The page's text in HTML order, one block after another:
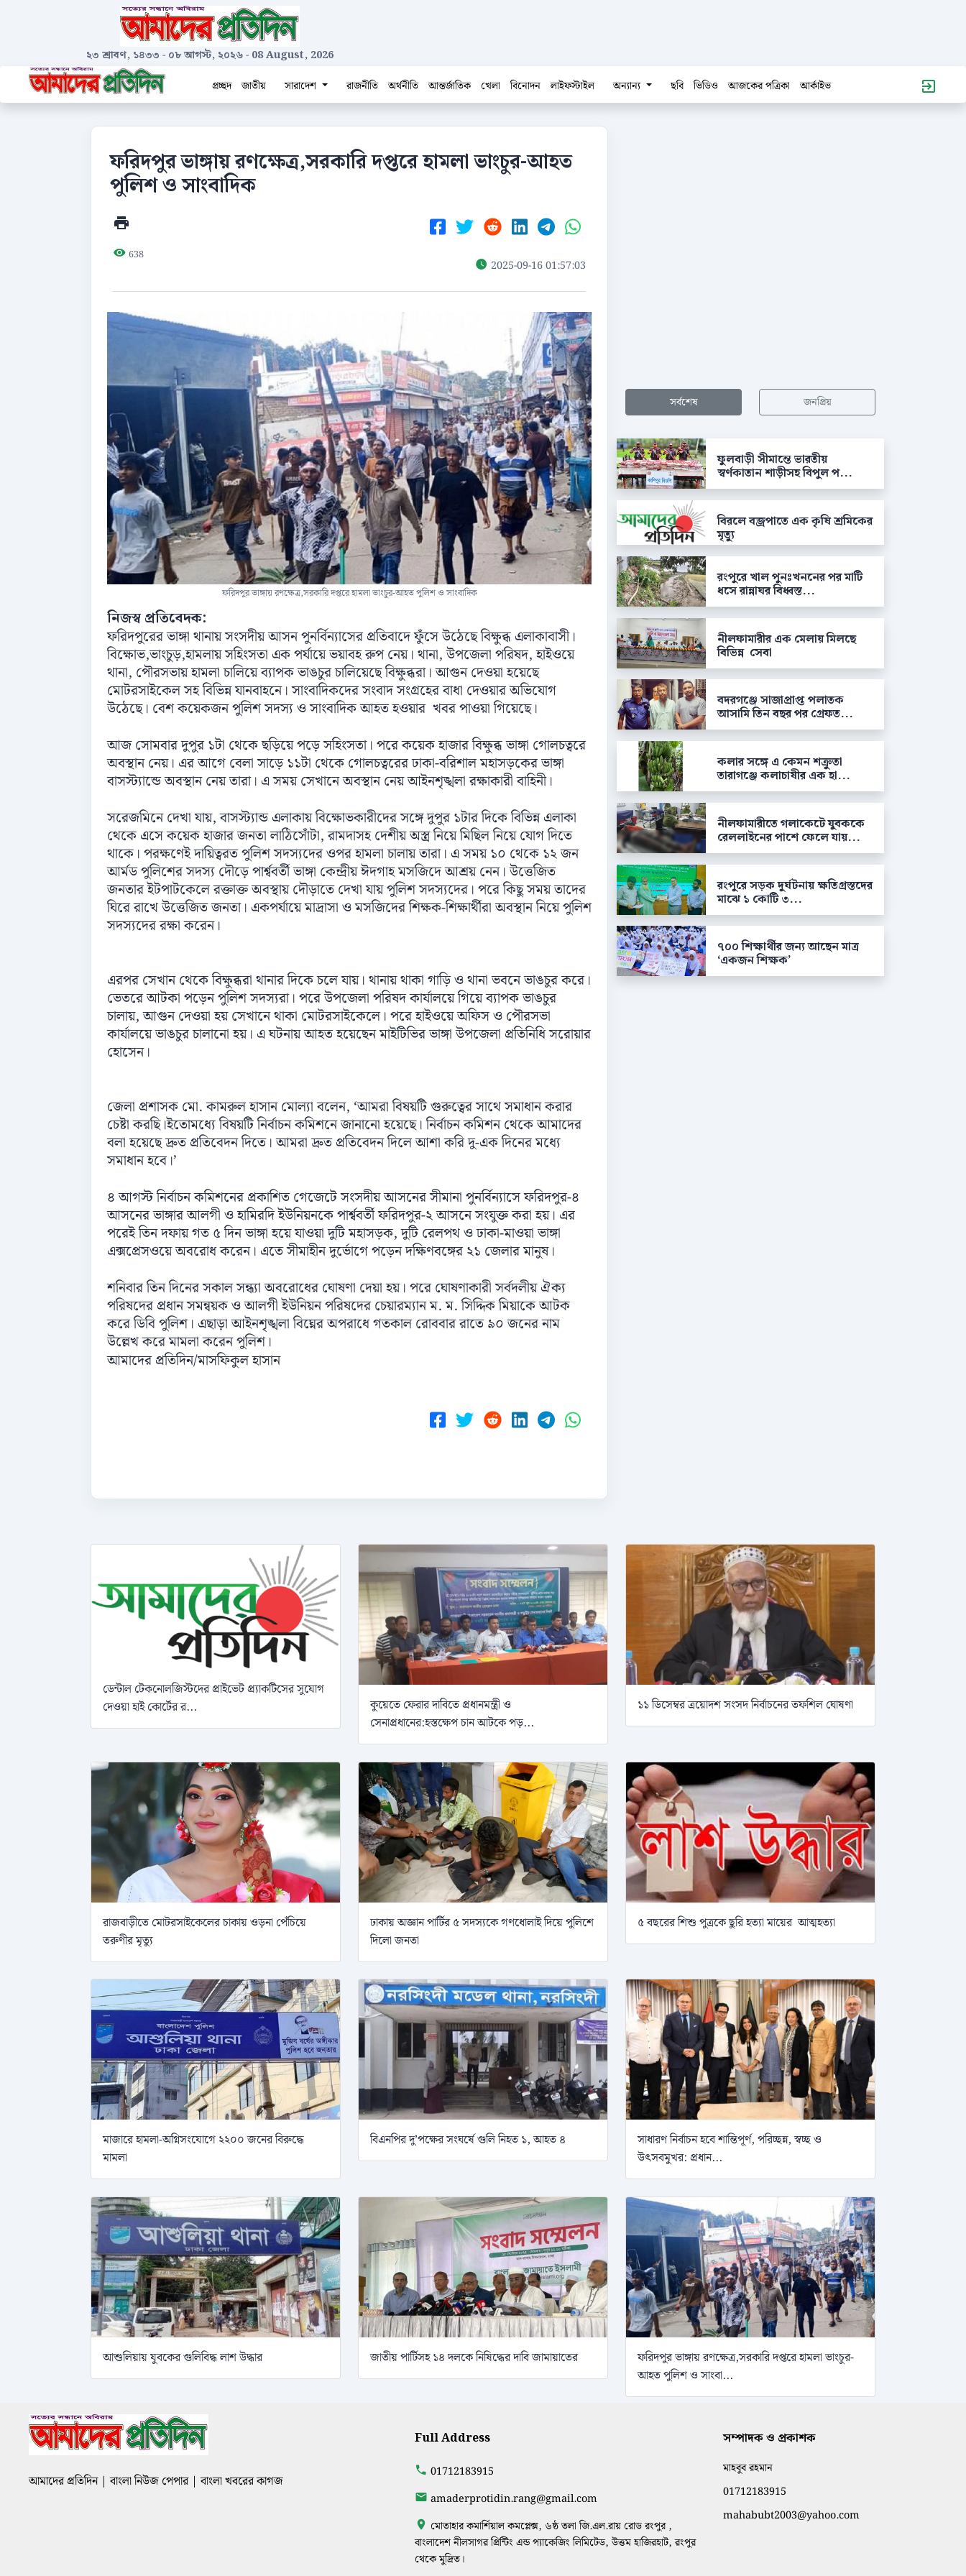
২৩ শ্রাবণ, ১৪৩৩ - ০৮ আগস্ট, ২০২৬- 08 August, 2026
প্রচ্ছদ
জাতীয় সারাদেশ রাজনীতি অর্থনীতি আন্তর্জাতিক খেলা বিনোদন লাইফস্টাইল অন্যান্য ছবি ভিডিও আজকের পত্রিকা আর্কাইভ
ফরিদপুর ভাঙ্গায় রণক্ষেত্র,সরকারি দপ্তরে হামলা ভাংচুর-আহত
পুলিশ ও সাংবাদিক
638
2025-09-16 01:57:03
ফরিদপুর ভাঙ্গায় রণক্ষেত্র,সরকারি দপ্তরে হামলা ভাংচুর-আহত পুলিশ ও সাংবাদিক
নিজস্ব প্রতিবেদক:
ফরিদপুরের ভাঙ্গা থানায় সংসদীয় আসন পুনর্বিন্যাসের প্রতিবাদে ফুঁসে উঠেছে বিক্ষুব্ধ এলাকাবাসী।
বিক্ষোভ,ভাংচুড়,হামলায় সহিংসতা এক পর্যায়ে ভয়াবহ রুপ নেয়। থানা, উপজেলা পরিষদ, হাইওয়ে
থানা, পৌরসভায় হামলা চালিয়ে ব্যাপক ভাঙচুর চালিয়েছে বিক্ষুব্ধরা। আগুন দেওয়া হয়েছে
মোটরসাইকেল সহ বিভিন্ন যানবাহনে। সাংবাদিকদের সংবাদ সংগ্রহের বাধা দেওয়ার অভিযোগ
উঠেছে। বেশ কয়েকজন পুলিশ সদস্য ও সাংবাদিক আহত হওয়ার খবর পাওয়া গিয়েছে।
আজ সোমবার দুপুর ১টা থেকে ছড়িয়ে পড়ে সহিংসতা। পরে কয়েক হাজার বিক্ষুব্ধ ভাঙ্গা গোলচত্বরে
অবস্থান নেয়। এর আগে বেলা সাড়ে ১১টা থেকে গোলচত্বরের ঢাকা-বরিশাল মহাসড়কের ভাঙ্গা
বাসস্ট্যান্ডে অবস্থান নেয় তারা। এ সময় সেখানে অবস্থান নেয় আইনশৃঙ্খলা রক্ষাকারী বাহিনী।
সরেজমিনে দেখা যায়, বাসস্ট্যান্ড এলাকায় বিক্ষোভকারীদের সঙ্গে দুপুর ১টার দিকে বিভিন্ন এলাকা
থেকে এসে কয়েক হাজার জনতা লাঠিসোঁটা, রামদাসহ দেশীয় অস্ত্র নিয়ে মিছিল নিয়ে যোগ দিতে
থাকে। পরক্ষণেই দায়িত্বরত পুলিশ সদস্যদের ওপর হামলা চালায় তারা। এ সময় ১০ থেকে ১২ জন
আর্মড পুলিশের সদস্য দৌড়ে পার্শ্ববর্তী ভাঙ্গা কেন্দ্রীয় ঈদগাহ মসজিদে আশ্রয় নেন। উত্তেজিত
জনতার ইটপাটকেলে রক্তাক্ত অবস্থায় দৌড়াতে দেখা যায় পুলিশ সদস্যদের। পরে কিছু সময় তাদের
ঘিরে রাখে উত্তেজিত জনতা। একপর্যায়ে মাদ্রাসা ও মসজিদের শিক্ষক-শিক্ষার্থীরা অবস্থান নিয়ে পুলিশ
সদস্যদের রক্ষা করেন।
এরপর সেখান থেকে বিক্ষুব্ধরা থানার দিকে চলে যায়। থানায় থাকা গাড়ি ও থানা ভবনে ভাঙচুর করে।
ভেতরে আটকা পড়েন পুলিশ সদস্যরা। পরে উপজেলা পরিষদ কার্যালয়ে গিয়ে ব্যাপক ভাঙচুর
চালায়, আগুন দেওয়া হয় সেখানে থাকা মোটরসাইকেলে। পরে হাইওয়ে অফিস ও পৌরসভা
কার্যালয়ে ভাঙচুর চালানো হয়। এ ঘটনায় আহত হয়েছেন মাইটিভির ভাঙ্গা উপজেলা প্রতিনিধি সরোয়ার
হোসেন।
জেলা প্রশাসক মো. কামরুল হাসান মোল্যা বলেন, ‘আমরা বিষয়টি গুরুত্বের সাথে সমাধান করার
চেষ্টা করছি।ইতোমধ্যে বিষয়টি নির্বাচন কমিশনে জানানো হয়েছে। নির্বাচন কমিশন থেকে আমাদের
বলা হয়েছে দ্রুত প্রতিবেদন দিতে। আমরা দ্রুত প্রতিবেদন দিলে আশা করি দু-এক দিনের মধ্যে
সমাধান হবে।’
৪ আগস্ট নির্বাচন কমিশনের প্রকাশিত গেজেটে সংসদীয় আসনের সীমানা পুনর্বিন্যাসে ফরিদপুর-৪
আসনের ভাঙ্গার আলগী ও হামিরদি ইউনিয়নকে পার্শ্ববর্তী ফরিদপুর-২ আসনে সংযুক্ত করা হয়। এর
পরেই তিন দফায় গত ৫ দিন ভাঙ্গা হয়ে যাওয়া দুটি মহাসড়ক, দুটি রেলপথ ও ঢাকা-মাওয়া ভাঙ্গা
এক্সপ্রেসওয়ে অবরোধ করেন। এতে সীমাহীন দুর্ভোগে পড়েন দক্ষিণবঙ্গের ২১ জেলার মানুষ।
শনিবার তিন দিনের সকাল সন্ধ্যা অবরোধের ঘোষণা দেয়া হয়। পরে ঘোষণাকারী সর্বদলীয় ঐক্য
পরিষদের প্রধান সমন্বয়ক ও আলগী ইউনিয়ন পরিষদের চেয়ারম্যান ম. ম. সিদ্দিক মিয়াকে আটক
করে ডিবি পুলিশ। এছাড়া আইনশৃঙ্খলা বিঘ্নের অপরাধে গতকাল রোববার রাতে ৯০ জনের নাম
উল্লেখ করে মামলা করেন পুলিশ।
আমাদের প্রতিদিন/মাসফিকুল হাসান
সর্বশেষ জনপ্রিয়
ফুলবাড়ী সীমান্তে ভারতীয়
স্বর্ণকাতান শাড়ীসহ বিপুল প...
বিরলে বজ্রপাতে এক কৃষি শ্রমিকের
মৃত্যু
রংপুরে খাল পুনঃখননের পর মাটি
ধসে রান্নাঘর বিধ্বস্ত...
নীলফামারীর এক মেলায় মিলছে
বিভিন্ন সেবা
বদরগঞ্জে সাজাপ্রাপ্ত পলাতক
আসামি তিন বছর পর গ্রেফত...
কলার সঙ্গে এ কেমন শক্রুতা
তারাগঞ্জে কলাচাষীর এক হা...
নীলফামারীতে গলাকেটে যুবককে
রেললাইনের পাশে ফেলে যায়...
রংপুরে সড়ক দুর্ঘটনায় ক্ষতিগ্রস্তদের
মাঝে ১ কোটি ৩...
৭০০ শিক্ষার্থীর জন্য আছেন মাত্র
‘একজন শিক্ষক’
ডেন্টাল টেকনোলজিস্টদের প্রাইভেট প্র্যাকটিসের সুযোগ
দেওয়া হাই কোর্টের র...
কুয়েতে ফেরার দাবিতে প্রধানমন্ত্রী ও
সেনাপ্রধানের:হস্তক্ষেপ চান আটকে পড়...
১১ ডিসেম্বর ত্রয়োদশ সংসদ নির্বাচনের তফশিল ঘোষণা
রাজবাড়ীতে মোটরসাইকেলের চাকায় ওড়না পেঁচিয়ে
তরুণীর মৃত্যু
ঢাকায় অজ্ঞান পার্টির ৫ সদস্যকে গণধোলাই দিয়ে পুলিশে
দিলো জনতা
৫ বছরের শিশু পুত্রকে ছুরি হত্যা মায়ের আত্মহত্যা
মাজারে হামলা-অগ্নিসংযোগে ২২০০ জনের বিরুদ্ধে
মামলা
বিএনপির দু’পক্ষের সংঘর্ষে গুলি নিহত ১, আহত ৪
সাধারণ নির্বাচন হবে শান্তিপূর্ণ, পরিচ্ছন্ন, স্বচ্ছ ও
উৎসবমুখর: প্রধান...
আশুলিয়ায় যুবকের গুলিবিদ্ধ লাশ উদ্ধার জাতীয় পার্টিসহ ১৪ দলকে নিষিদ্ধের দাবি জামায়াতের
ফরিদপুর ভাঙ্গায় রণক্ষেত্র,সরকারি দপ্তরে হামলা ভাংচুর-
আহত পুলিশ ও সাংবা...
আমাদের প্রতিদিন | বাংলা নিউজ পেপার | বাংলা খবরের কাগজ
Full Address
01712183915
amaderprotidin.rang@gmail.com
মোতাহার কমার্শিয়াল কমপ্লেক্স, ৬ষ্ঠ তলা জি.এল.রায় রোড রংপুর ,
বাংলাদেশ নীলসাগর প্রিন্টিং এন্ড প্যাকেজিং লিমিটেড, উত্তম হাজিরহাট, রংপুর
থেকে মুদ্রিত।
সম্পাদক ও প্রকাশক
মাহবুব রহমান
01712183915
mahabubt2003@yahoo.com